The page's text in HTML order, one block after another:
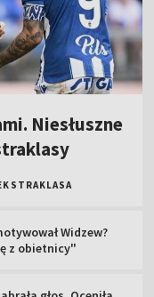
Niesłuszne
Widzew?
z obietnicy"